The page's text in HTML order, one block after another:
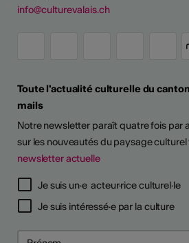
D'ARTISTES
info@culturevalais.ch
Toute l'actualité culturelle du
mails
Notre newsletter paraît quatre fois par
sur les nouveautés du paysage
newsletter actuelle
Je suis un·e acteur·rice culturel·le
Je suis intéressé·e par la culture